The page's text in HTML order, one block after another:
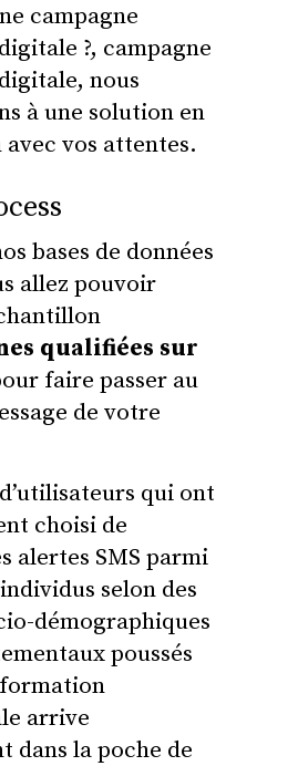
campagne
?, campagne
nous
à une solution en
vos attentes.
bases de données
allez pouvoir
qualifiées sur
faire passer au
de votre
qui ont
choisi de
alertes SMS parmi
selon des
démographiques
poussés
arrive
dans la poche de